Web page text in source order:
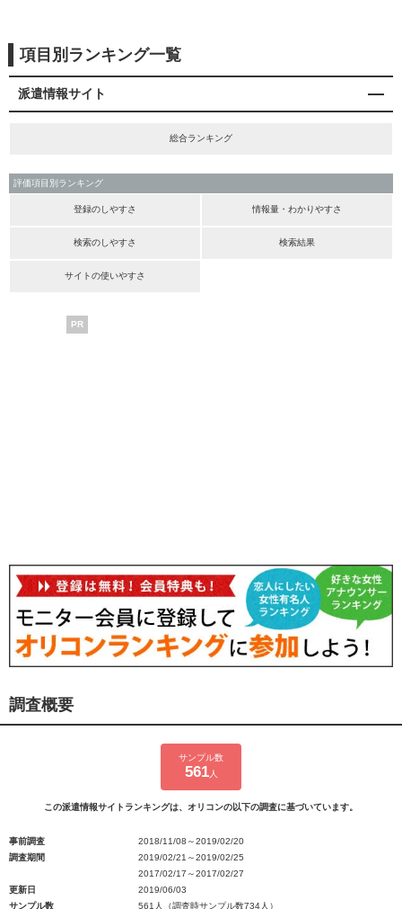
項目別ランキング一覧
派遣情報サイト
総合ランキング
評価項目別ランキング
登録のしやすさ 情報量・わかりやすさ
検索のしやすさ 検索結果
サイトの使いやすさ
PR
調査概要
サンプル数
561人
この派遣情報サイトランキングは、オリコンの以下の調査に基づいています。
事前調査
2018/11/08～2019/02/20
調査期間
2019/02/21～2019/02/25
2017/02/17～2017/02/27
更新日
2019/06/03
サンプル数
561人（調査時サンプル数734人）